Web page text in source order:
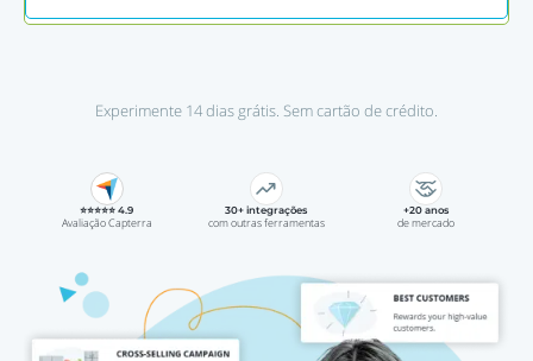
Experimente 14 dias grátis. Sem cartão de crédito.
⭐⭐⭐⭐⭐ 4.9
Avaliação Capterra
30+ integrações
com outras ferramentas
+20 anos
de mercado